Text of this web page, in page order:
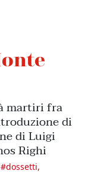
martiri fra
di
di Luigi
Righi
#dossetti,